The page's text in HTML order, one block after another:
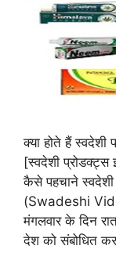
क्या होते हैं स्वदेशी
[स्वदेशी प्रोडक्ट्स
कैसे पहचाने स्वदेशी
(Swadeshi
मंगलवार के दिन
देश को संबोधित